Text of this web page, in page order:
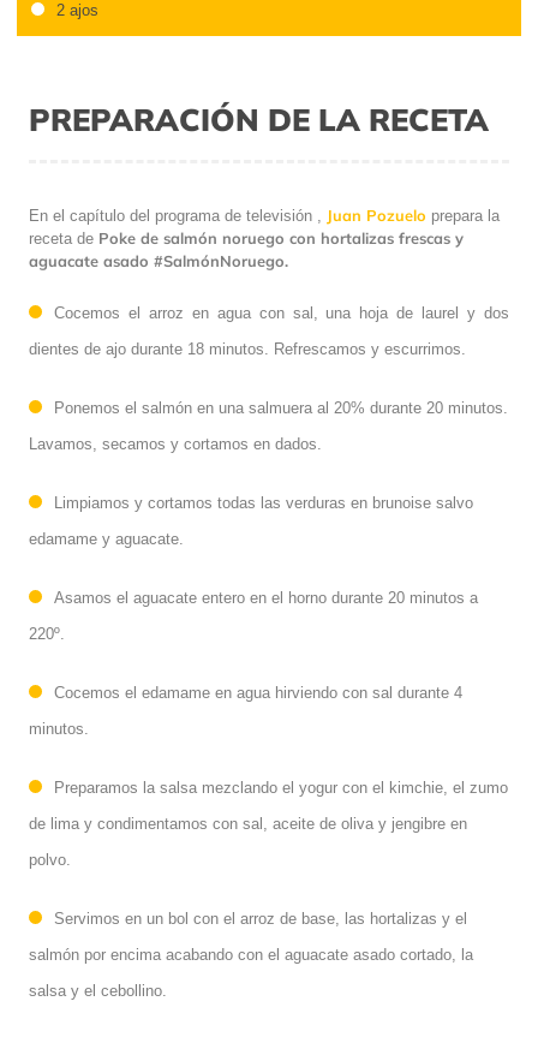
2 ajos
PREPARACIÓN DE LA RECETA
En el capítulo del programa de televisión , Juan Pozuelo prepara la
receta de Poke de salmón noruego con hortalizas frescas y
aguacate asado #SalmónNoruego.
Cocemos el arroz en agua con sal, una hoja de laurel y dos
dientes de ajo durante 18 minutos. Refrescamos y escurrimos.
Ponemos el salmón en una salmuera al 20% durante 20 minutos.
Lavamos, secamos y cortamos en dados.
Limpiamos y cortamos todas las verduras en brunoise salvo
edamame y aguacate.
Asamos el aguacate entero en el horno durante 20 minutos a
220º.
Cocemos el edamame en agua hirviendo con sal durante 4
minutos.
Preparamos la salsa mezclando el yogur con el kimchie, el zumo
de lima y condimentamos con sal, aceite de oliva y jengibre en
polvo.
Servimos en un bol con el arroz de base, las hortalizas y el
salmón por encima acabando con el aguacate asado cortado, la
salsa y el cebollino.